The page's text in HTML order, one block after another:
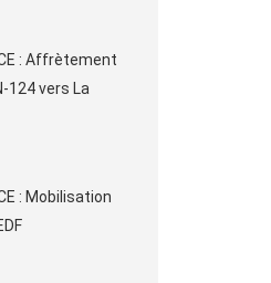
: Affrètement
124 vers La
: Mobilisation